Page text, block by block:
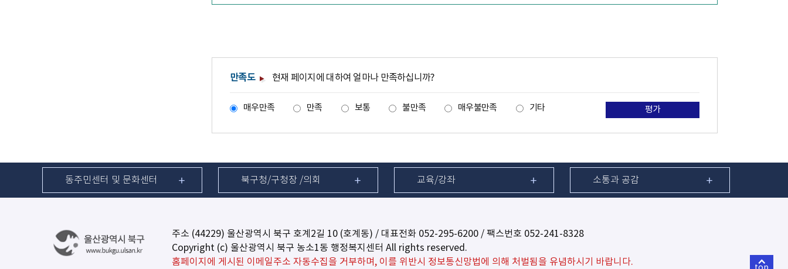
만족도 현재 페이지에 대하여 얼마나 만족하십니까?
매우만족 만족 보통 불만족 매우불만족 기타 평가
동주민센터 및 문화센터 북구청/구청장 /의회 교육/강좌 소통과 공감
주소 (44229) 울산광역시 북구 호계2길 10 (호계동) / 대표전화 052-295-6200 / 팩스번호 052-241-8328
Copyright (c) 울산광역시 북구 농소1동 행정복지센터 All rights reserved.
홈페이지에 게시된 이메일주소 자동수집을 거부하며, 이를 위반시 정보통신망법에 의해 처벌됨을 유념하시기 바랍니다.